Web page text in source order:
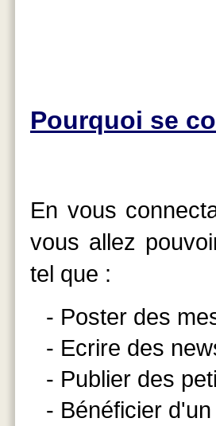
Pourquoi se
En vous
vous allez
tel que :
- Poster des
- Ecrire des
- Publier des
- Bénéficier